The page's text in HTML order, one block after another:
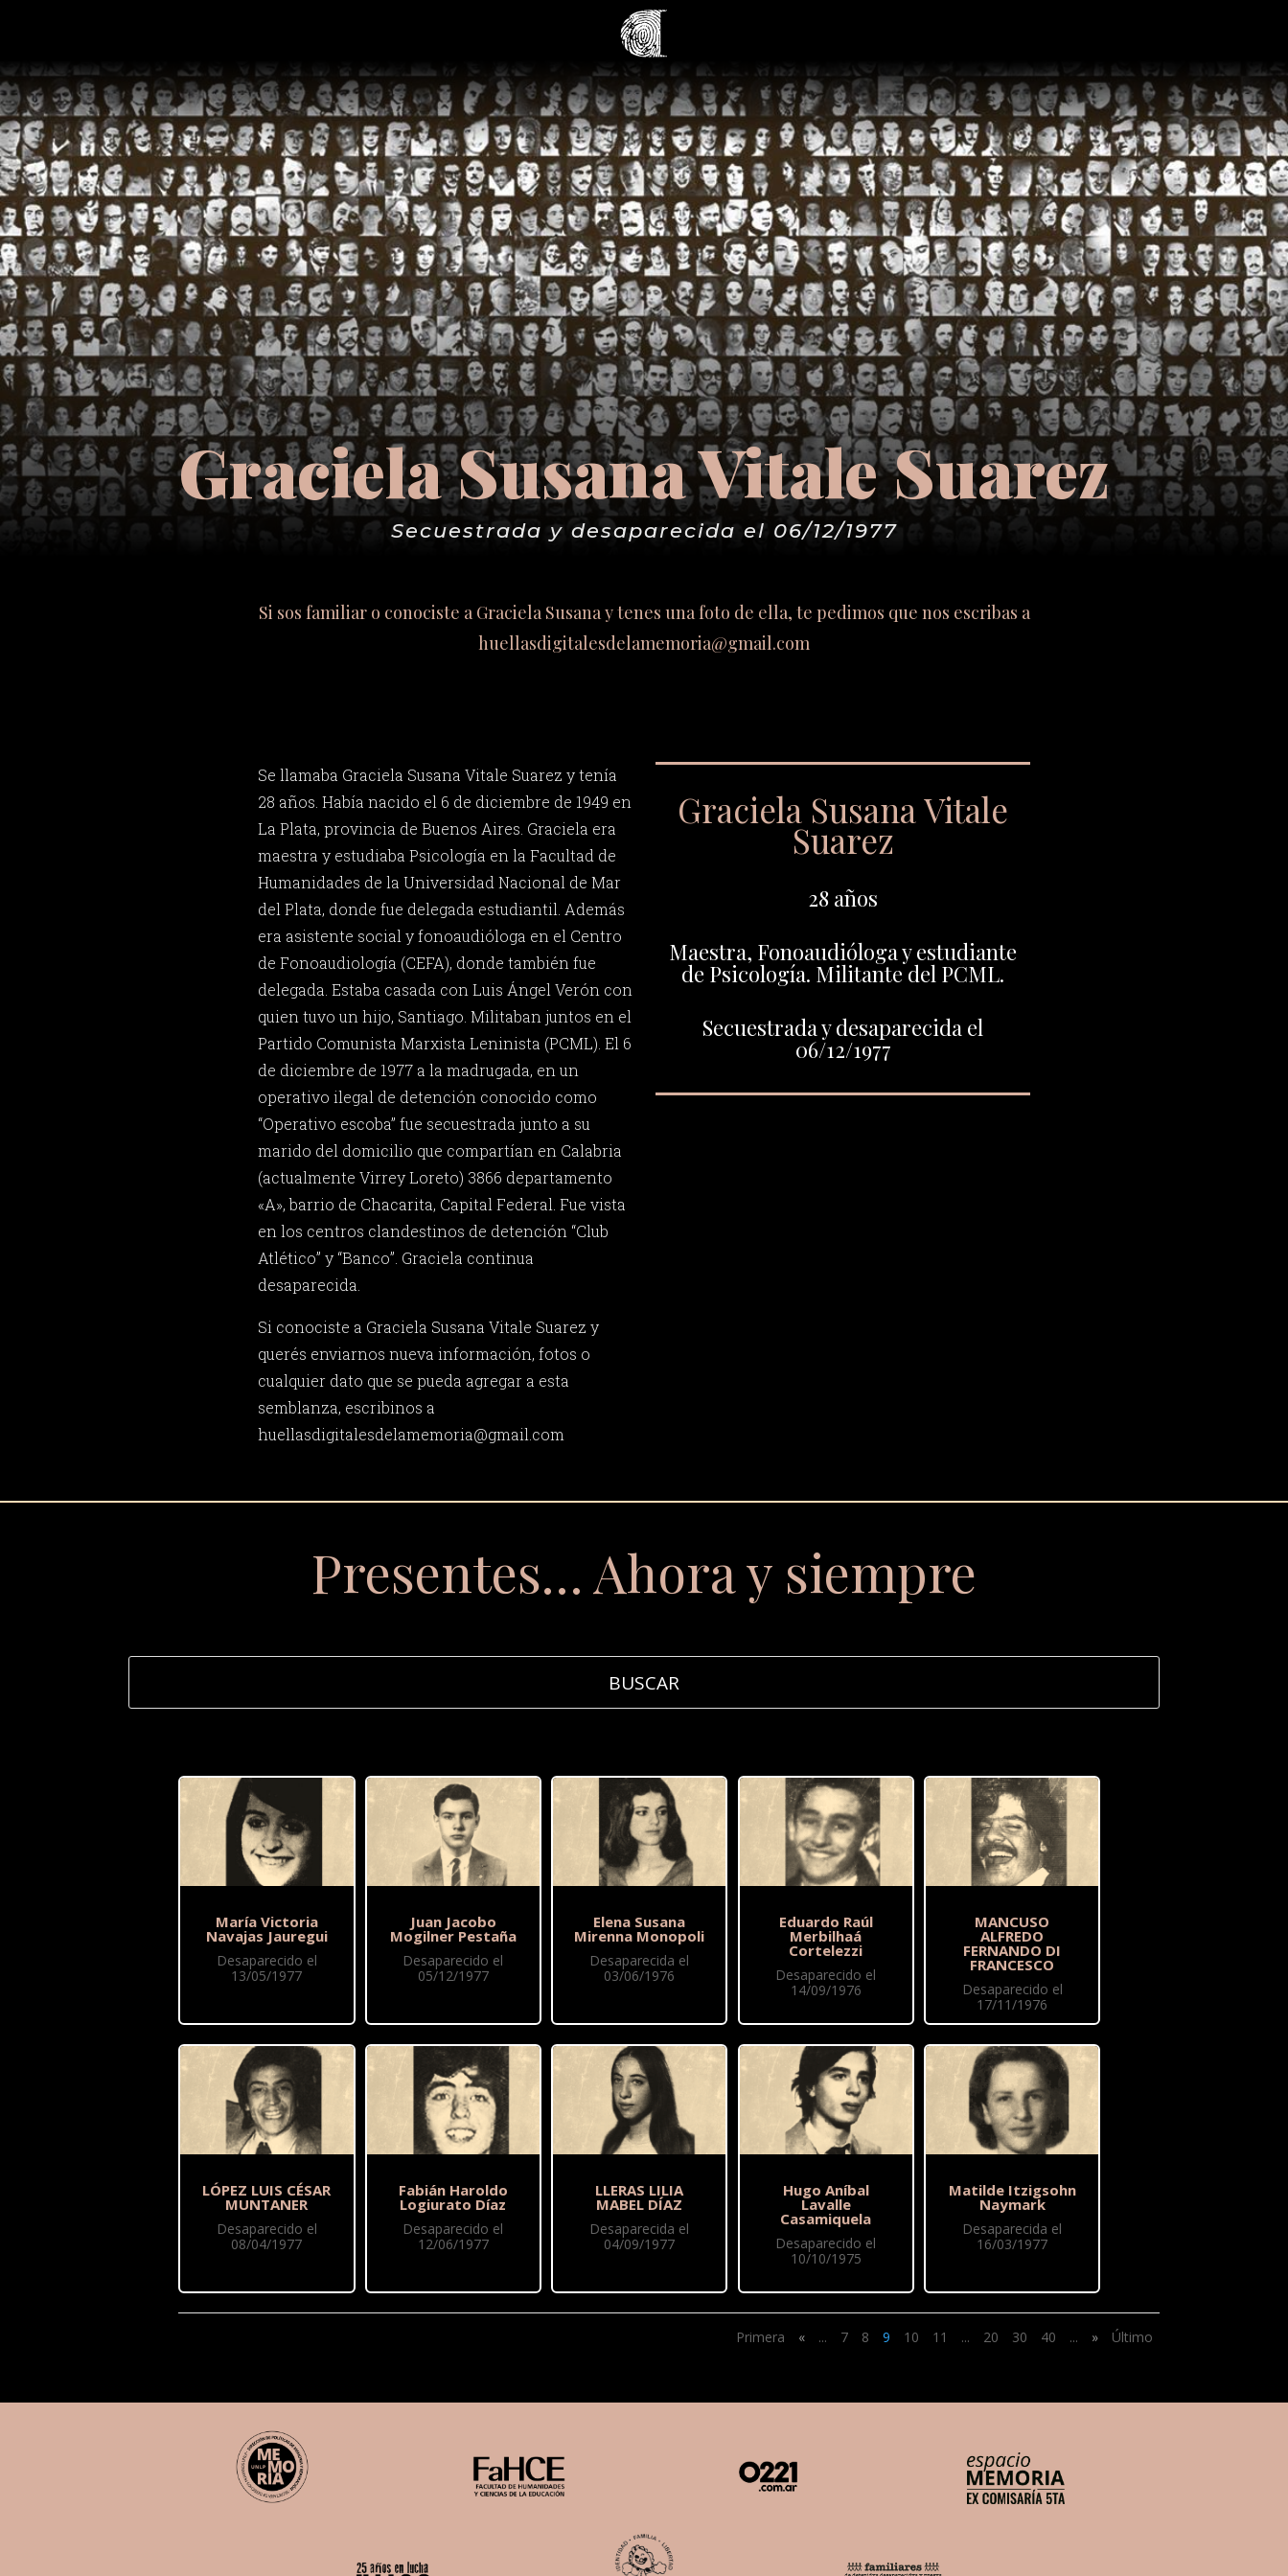
Graciela Susana Vitale Suarez
Secuestrada y desaparecida el 06/12/1977
Si sos familiar o conociste a Graciela Susana y tenes una foto de ella, te pedimos que nos escribas a
huellasdigitalesdelamemoria@gmail.com
Se llamaba Graciela Susana Vitale Suarez y tenía
28 años. Había nacido el 6 de diciembre de 1949 en
La Plata, provincia de Buenos Aires. Graciela era
maestra y estudiaba Psicología en la Facultad de
Humanidades de la Universidad Nacional de Mar
del Plata, donde fue delegada estudiantil. Además
era asistente social y fonoaudióloga en el Centro
de Fonoaudiología (CEFA), donde también fue
delegada. Estaba casada con Luis Ángel Verón con
quien tuvo un hijo, Santiago. Militaban juntos en el
Partido Comunista Marxista Leninista (PCML). El 6
de diciembre de 1977 a la madrugada, en un
operativo ilegal de detención conocido como
“Operativo escoba” fue secuestrada junto a su
marido del domicilio que compartían en Calabria
(actualmente Virrey Loreto) 3866 departamento
«A», barrio de Chacarita, Capital Federal. Fue vista
en los centros clandestinos de detención “Club
Atlético” y “Banco”. Graciela continua
desaparecida.
Si conociste a Graciela Susana Vitale Suarez y
querés enviarnos nueva información, fotos o
cualquier dato que se pueda agregar a esta
semblanza, escribinos a
huellasdigitalesdelamemoria@gmail.com
Graciela Susana Vitale
Suarez
28 años
Maestra, Fonoaudióloga y estudiante
de Psicología. Militante del PCML.
Secuestrada y desaparecida el
06/12/1977
Presentes… Ahora y siempre
María Victoria
Navajas Jauregui
Desaparecido el
13/05/1977
LÓPEZ LUIS CÉSAR
MUNTANER
Desaparecido el
08/04/1977
Juan Jacobo
Mogilner Pestaña
Desaparecido el
05/12/1977
Fabián Haroldo
Logiurato Díaz
Desaparecido el
12/06/1977
Elena Susana
Mirenna Monopoli
Desaparecida el
03/06/1976
LLERAS LILIA
MABEL DÍAZ
Desaparecida el
04/09/1977
Eduardo Raúl
Merbilhaá
Cortelezzi
Desaparecido el
14/09/1976
Hugo Aníbal
Lavalle
Casamiquela
Desaparecido el
10/10/1975
MANCUSO
ALFREDO
FERNANDO DI
FRANCESCO
Desaparecido el
17/11/1976
Matilde Itzigsohn
Naymark
Desaparecida el
16/03/1977
Primera « ... 7 8 9 10 11 ... 20 30 40 ... » Último